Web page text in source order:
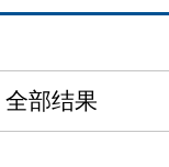
全部结果